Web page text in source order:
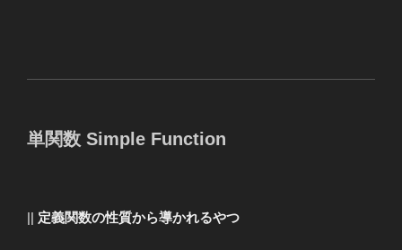
単関数 Simple Function
|| 定義関数の性質から導かれるやつ